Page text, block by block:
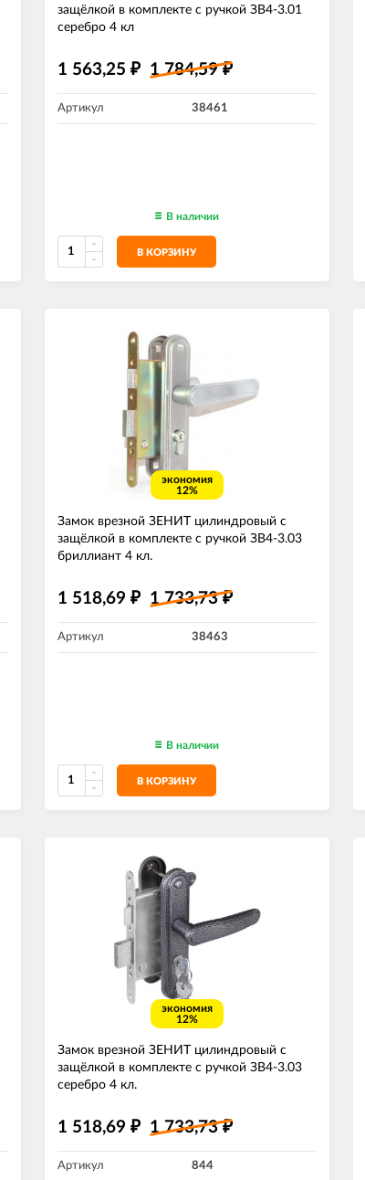
защёлкой в комплекте с ручкой ЗВ4-3.01
серебро 4 кл
1 563,25 ₽ 1 784,59₽
Артикул 38461
В наличии
В КОРЗИНУ
экономия
12%
Замок врезной ЗЕНИТ цилиндровый с
защёлкой в комплекте с ручкой ЗВ4-3.03
бриллиант 4 кл.
1 518,69 ₽ 1 733,73₽
Артикул 38463
В наличии
В КОРЗИНУ
экономия
12%
Замок врезной ЗЕНИТ цилиндровый с
защёлкой в комплекте с ручкой ЗВ4-3.03
серебро 4 кл.
1 518,69 ₽ 1 733,73₽
Артикул 844